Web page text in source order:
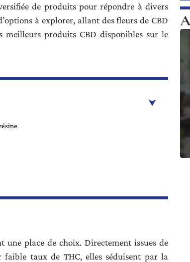
de produits pour répondre à divers
à explorer, allant des fleurs de CBD
produits CBD disponibles sur le
une place de choix. Directement issues de
faible taux de THC, elles séduisent par la